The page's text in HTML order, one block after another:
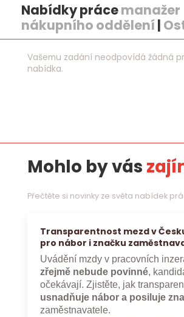
Nabídky prácemanažer
nákupního oddělení |
Vašemu zadání neodpovídá žádná
nabídka.
Mohlo by vás
Přečtěte si novinky ze světa nabídek
Transparentnost mezd v
pro nábor i značku
Uvádění mzdy v pracovních
zřejmě nebude povinné,
očekávají. Zjistěte, jak
usnadňuje nábor a posiluje
zaměstnavatele.